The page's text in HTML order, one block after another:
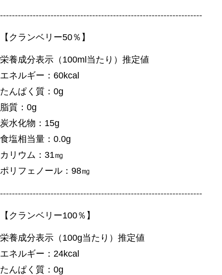
--------------------------------------------------------------------
【クランベリー50％】
栄養成分表示（100ml当たり）推定値
エネルギー：60kcal
たんぱく質：0g
脂質：0g
炭水化物：15g
食塩相当量：0.0g
カリウム：31㎎
ポリフェノール：98㎎
--------------------------------------------------------------------
【クランベリー100％】
栄養成分表示（100g当たり）推定値
エネルギー：24kcal
たんぱく質：0g